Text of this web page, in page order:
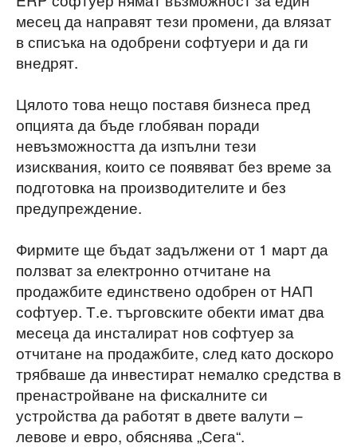
месец да направят тези промени, да влязат
в списъка на одобрени софтуери и да ги
внедрят.
Цялото това нещо поставя бизнеса пред
опцията да бъде глобяван поради
невъзможността да изпълни тези
изисквания, които се появяват без време за
подготовка на производителите и без
предупреждение.
Фирмите ще бъдат задължени от 1 март да
ползват за електронно отчитане на
продажбите единствено одобрен от НАП
софтуер. Т.е. търговските обекти имат два
месеца да инсталират нов софтуер за
отчитане на продажбите, след като доскоро
трябваше да инвестират немалко средства в
пренастройване на фискалните си
устройства да работят в двете валути –
левове и евро, обяснява „Сега“.